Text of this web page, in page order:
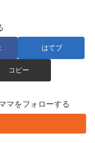
はてブ
コピー
マをフォローする